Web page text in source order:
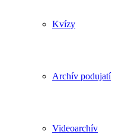
Kvízy
Archív podujatí
Videoarchív